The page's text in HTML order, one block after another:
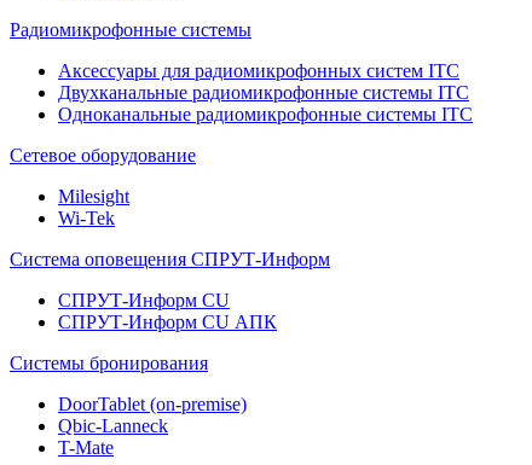
Радиомикрофонные системы
Аксессуары для радиомикрофонных систем ITC
Двухканальные радиомикрофонные системы ITC
Одноканальные радиомикрофонные системы ITC
Сетевое оборудование
Milesight
Wi-Tek
Система оповещения СПРУТ-Информ
СПРУТ-Информ CU
СПРУТ-Информ CU АПК
Системы бронирования
DoorTablet (on-premise)
Qbic-Lanneck
T-Mate